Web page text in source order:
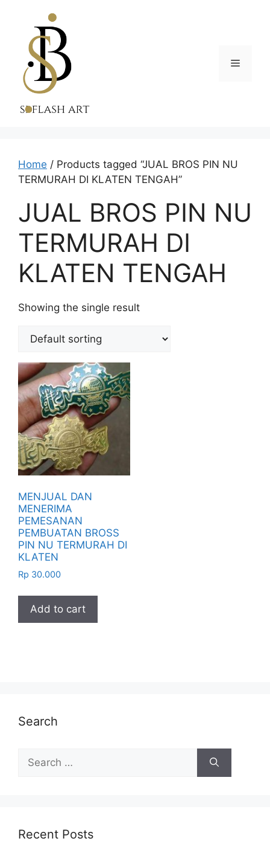
content
Menu
Home / Products tagged “JUAL BROS PIN NU
TERMURAH DI KLATEN TENGAH”
JUAL BROS PIN NU
TERMURAH DI
KLATEN TENGAH
Showing the single result
MENJUAL DAN
MENERIMA
PEMESANAN
PEMBUATAN BROSS
PIN NU TERMURAH DI
KLATEN
Rp 30.000
Add to cart
Search
for:
Recent Posts